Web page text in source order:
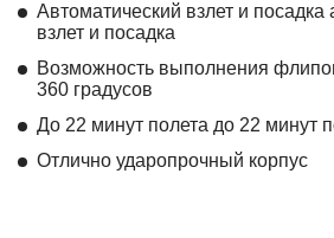
Автоматический взлет и посадка
взлет и посадка
Возможность выполнения
360 градусов
До 22 минут полета до 22 минут
Отлично ударопрочный корпус